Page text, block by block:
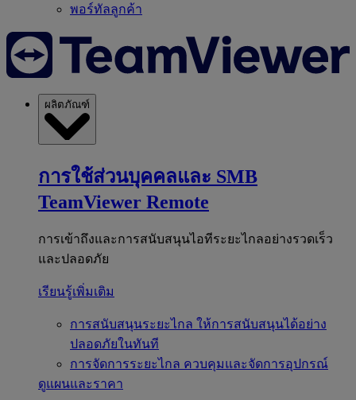
พอร์ทัลลูกค้า
ผลิตภัณฑ์
การใช้ส่วนบุคคลและ SMB
TeamViewer Remote
การเข้าถึงและการสนับสนุนไอทีระยะไกลอย่างรวดเร็ว
และปลอดภัย
เรียนรู้เพิ่มเติม
การสนับสนุนระยะไกล ให้การสนับสนุนได้อย่าง
ปลอดภัยในทันที
การจัดการระยะไกล ควบคุมและจัดการอุปกรณ์
ดูแผนและราคา